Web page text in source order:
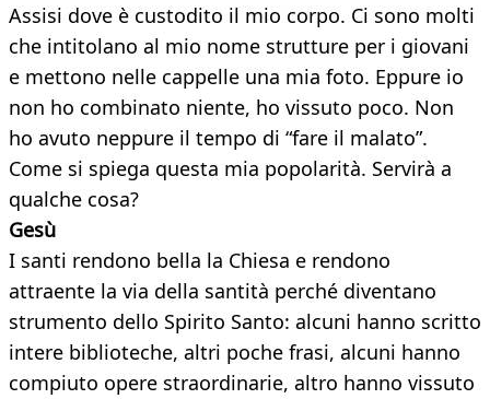
Assisi dove è custodito il mio corpo. Ci sono molti
che intitolano al mio nome strutture per i giovani
e mettono nelle cappelle una mia foto. Eppure io
non ho combinato niente, ho vissuto poco. Non
ho avuto neppure il tempo di “fare il malato”.
Come si spiega questa mia popolarità. Servirà a
qualche cosa?
Gesù
I santi rendono bella la Chiesa e rendono
attraente la via della santità perché diventano
strumento dello Spirito Santo: alcuni hanno scritto
intere biblioteche, altri poche frasi, alcuni hanno
compiuto opere straordinarie, altro hanno vissuto